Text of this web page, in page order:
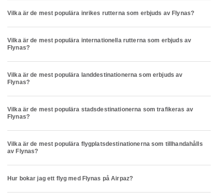
Vilka är de mest populära inrikes rutterna som erbjuds av Flynas?
Vilka är de mest populära internationella rutterna som erbjuds av
Flynas?
Vilka är de mest populära landdestinationerna som erbjuds av
Flynas?
Vilka är de mest populära stadsdestinationerna som trafikeras av
Flynas?
Vilka är de mest populära flygplatsdestinationerna som tillhandahålls
av Flynas?
Hur bokar jag ett flyg med Flynas på Airpaz?